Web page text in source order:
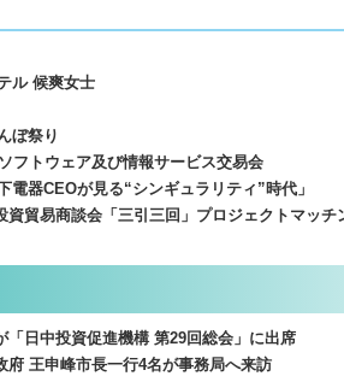
ル 候爽女士
ぼ祭り
トウェア及び情報サービス交易会
器CEOが見る“シンギュラリティ”時代」
貿易商談会「三引三回」プロジェクトマッチ
「日中投資促進機構 第29回総会」に出席
府 王申峰市長一行4名が事務局へ来訪